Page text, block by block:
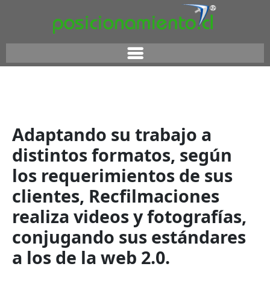
Adaptando su trabajo a
distintos formatos, según
los requerimientos de sus
clientes, Recfilmaciones
realiza videos y fotografías,
conjugando sus estándares
a los de la web 2.0.